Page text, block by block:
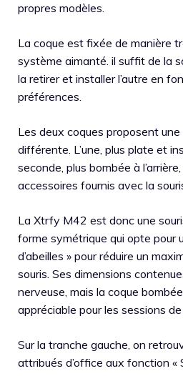
propres modèles.
La coque est fixée de manière
système aimanté. il suffit de la
la retirer et installer l’autre en
préférences.
Les deux coques proposent une
différente. L’une, plus plate et
seconde, plus bombée à
accessoires fournis avec la
La Xtrfy M42 est donc une
forme symétrique qui opte pour
d’abeilles » pour réduire un
souris. Ses dimensions
nerveuse, mais la coque
appréciable pour les sessions
Sur la tranche gauche, on
attribués d’office aux fonction «